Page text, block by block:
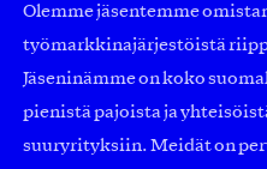
Olemme jäsentemme
työmarkkinajärjestöistä
Jäseninämme on koko
pienistä pajoista ja
suuryrityksiin. Meidät on